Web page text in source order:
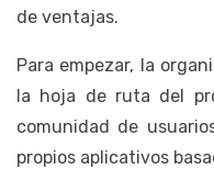
de ventajas.
Para empezar, la
la hoja de ruta del
comunidad de
propios aplicativos